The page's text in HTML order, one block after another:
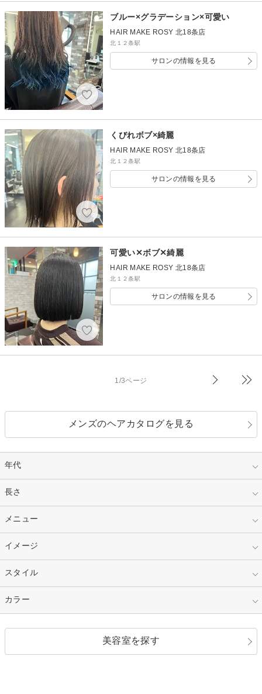
ブルー×グラデーション×可愛い
HAIR MAKE ROSY 北18条店
北１２条駅
サロンの情報を見る
くびれボブ×綺麗
HAIR MAKE ROSY 北18条店
北１２条駅
サロンの情報を見る
可愛い✕ボブ✕綺麗
HAIR MAKE ROSY 北18条店
北１２条駅
サロンの情報を見る
1/3ページ
メンズのヘアカタログを見る
年代
指定なし
10代
30代
長さ
指定なし
ショート
セミロング
メニュー
指定なし
カラー
縮毛矯正
イメージ
指定なし
キュート
ストリート
スタイル
指定なし
カラー
美容室を探す